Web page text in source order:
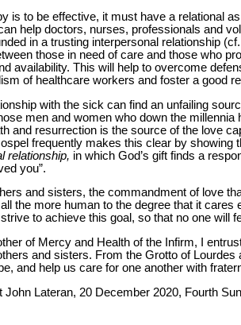
is to be effective, it must have a relational
help doctors, nurses, professionals and
in a trusting interpersonal relationship
those in need of care and those who
availability. This will help to overcome
of healthcare workers and foster a good
with the sick can find an unfailing
men and women who down the
and resurrection is the source of the love
frequently makes this clear by
relationship, in which God’s gift finds a
you”.
and sisters, the commandment of love
the more human to the degree that it
to achieve this goal, so that no one will
of Mercy and Health of the Infirm, I
and sisters. From the Grotto of
and help us care for one another with
John Lateran, 20 December 2020, Fourth